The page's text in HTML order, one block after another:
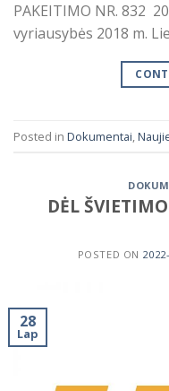
PAKEITIMO NR. 832
vyriausybės 2018 m.
Posted in Dokumentai,
DĖL
POSTED ON
28
Lap